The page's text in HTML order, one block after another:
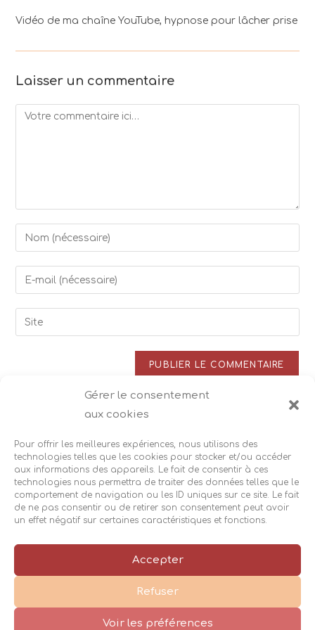
Gérer le consentement
aux cookies
Pour offrir les meilleures expériences, nous utilisons des
technologies telles que les cookies pour stocker et/ou accéder
aux informations des appareils. Le fait de consentir à ces
technologies nous permettra de traiter des données telles que le
comportement de navigation ou les ID uniques sur ce site. Le fait
de ne pas consentir ou de retirer son consentement peut avoir
un effet négatif sur certaines caractéristiques et fonctions.
Accepter
Refuser
Voir les préférences
Vidéo de ma chaîne YouTube, hypnose pour lâcher prise
Laisser un commentaire
Comment
Enter
your
name
or
to
comment
Enter
your
email
address
Saisir
l’URL
savoir plus sur la façon dont les données de vos
commentaires sont traitées
Accès
Mentions légales|Cookies|
Réalisation|Cécile Recorbet©2026